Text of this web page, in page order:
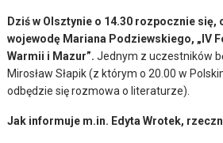
Dziś w Olsztynie o 14.30 rozpocznie się,
wojewodę Mariana Podziewskiego, „IV
Warmii i Mazur”.Jednym z uczestników
Mirosław Słapik (z którym o 20.00 w
odbędzie się rozmowa o literaturze).
Jak informuje m.in. Edyta Wrotek,